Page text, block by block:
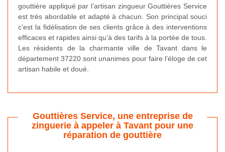
gouttière appliqué par l’artisan zingueur Gouttières Service
est très abordable et adapté à chacun. Son principal souci
c’est la fidélisation de ses clients grâce à des interventions
efficaces et rapides ainsi qu’à des tarifs à la portée de tous.
Les résidents de la charmante ville de Tavant dans le
département 37220 sont unanimes pour faire l’éloge de cet
artisan habile et doué.
Gouttières Service, une entreprise de
zinguerie à appeler à Tavant pour une
réparation de gouttière